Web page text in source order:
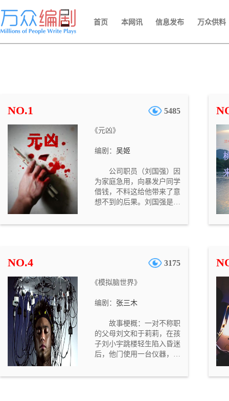
首页 本网讯 信息发布 万众供料
NO.1 5485
《元凶》
编剧： 吴姬
公司职员（刘国强）因
为家庭急用，向暴发户同学
借钱，不料这给他带来了意
想不到的后果。刘国强是一
子（郭艳）一向抱怨他没有
不爽。中学时，郭艳和马延
川一直暗恋着郭艳。刘国强
是因为父亲住院，需要大笔
自己平时很不喜欢的暴发户
同学（马延川）借钱。结
果，刘国强觉得越来越不
爽，他对借钱这事儿感到后
NO.4 3175
《模拟脑世界》
编剧： 张三木
故事梗概：一对不称职
的父母刘文和于莉莉，在孩
子刘小宇跳楼轻生陷入昏迷
后，他门使用一台仪器，进
的意识消失之前，重新唤醒